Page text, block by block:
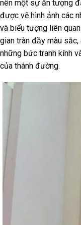
nên một sự ấn tượng
được vẽ hình ảnh các
và biểu tượng liên
gian tràn đầy màu
những bức tranh kính
của thánh đường.